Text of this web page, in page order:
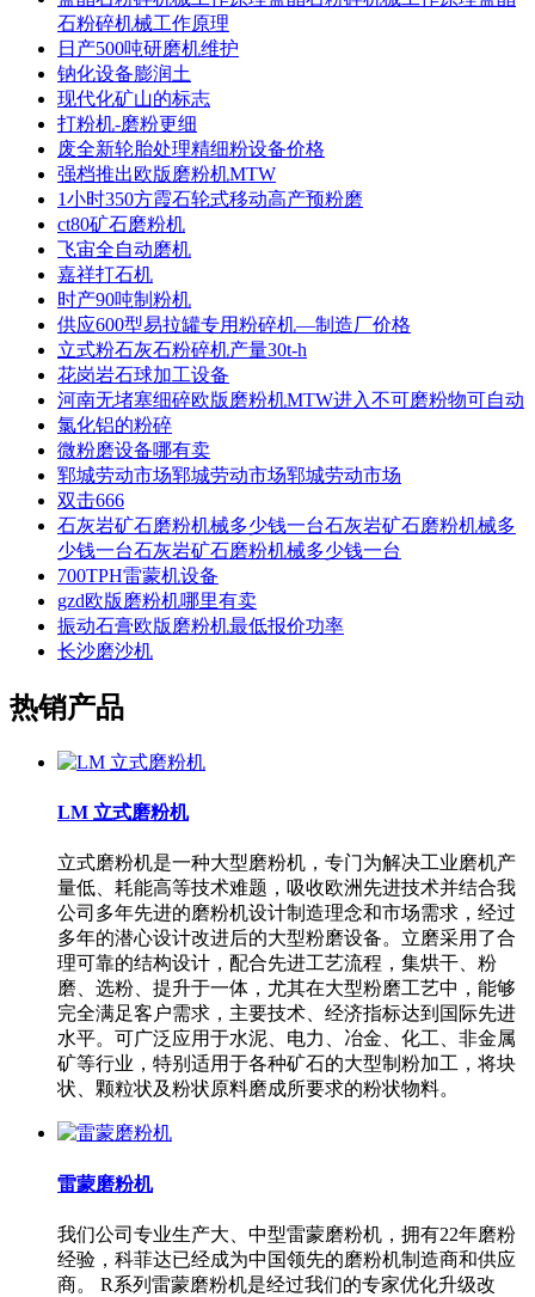
石粉碎机械工作原理
日产500吨研磨机维护
钠化设备膨润土
现代化矿山的标志
打粉机-磨粉更细
废全新轮胎处理精细粉设备价格
强档推出欧版磨粉机MTW
1小时350方霞石轮式移动高产预粉磨
ct80矿石磨粉机
飞宙全自动磨机
嘉祥打石机
时产90吨制粉机
供应600型易拉罐专用粉碎机—制造厂价格
立式粉石灰石粉碎机产量30t-h
花岗岩石球加工设备
河南无堵塞细碎欧版磨粉机MTW进入不可磨粉物可自动
氯化铝的粉碎
微粉磨设备哪有卖
郓城劳动市场郓城劳动市场郓城劳动市场
双击666
石灰岩矿石磨粉机械多少钱一台石灰岩矿石磨粉机械多
少钱一台石灰岩矿石磨粉机械多少钱一台
700TPH雷蒙机设备
gzd欧版磨粉机哪里有卖
振动石膏欧版磨粉机最低报价功率
长沙磨沙机
热销产品
LM 立式磨粉机
立式磨粉机是一种大型磨粉机，专门为解决工业磨机产
量低、耗能高等技术难题，吸收欧洲先进技术并结合我
公司多年先进的磨粉机设计制造理念和市场需求，经过
多年的潜心设计改进后的大型粉磨设备。立磨采用了合
理可靠的结构设计，配合先进工艺流程，集烘干、粉
磨、选粉、提升于一体，尤其在大型粉磨工艺中，能够
完全满足客户需求，主要技术、经济指标达到国际先进
水平。可广泛应用于水泥、电力、冶金、化工、非金属
矿等行业，特别适用于各种矿石的大型制粉加工，将块
状、颗粒状及粉状原料磨成所要求的粉状物料。
雷蒙磨粉机
我们公司专业生产大、中型雷蒙磨粉机，拥有22年磨粉
经验，科菲达已经成为中国领先的磨粉机制造商和供应
商。 R系列雷蒙磨粉机是经过我们的专家优化升级改